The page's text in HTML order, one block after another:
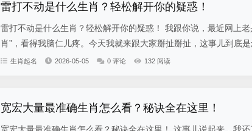
雷打不动是什么生肖？轻松解开你的疑惑！
雷打不动是什么生肖？轻松解开你的疑惑！ 我跟你说，最近网上
肖”，看得我脑仁儿疼。今天我就来跟大家掰扯掰扯，这事儿到底是
生肖起名 2026-05-05 0 评论 132 阅读
宽宏大量最准确生肖怎么看？秘诀全在这里！
宽宏大量最准确生肖怎么看？秘诀全在这里！ 这事儿说起来，我